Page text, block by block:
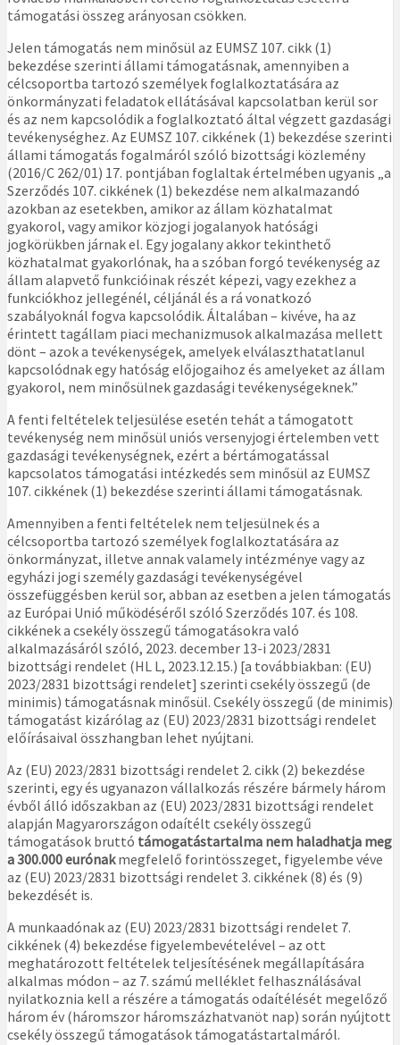
támogatási összeg arányosan csökken.
Jelen támogatás nem minősül az EUMSZ 107. cikk (1)
bekezdése szerinti állami támogatásnak, amennyiben a
célcsoportba tartozó személyek foglalkoztatására az
önkormányzati feladatok ellátásával kapcsolatban kerül sor
és az nem kapcsolódik a foglalkoztató által végzett gazdasági
tevékenységhez. Az EUMSZ 107. cikkének (1) bekezdése szerinti
állami támogatás fogalmáról szóló bizottsági közlemény
(2016/C 262/01) 17. pontjában foglaltak értelmében ugyanis „a
Szerződés 107. cikkének (1) bekezdése nem alkalmazandó
azokban az esetekben, amikor az állam közhatalmat
gyakorol, vagy amikor közjogi jogalanyok hatósági
jogkörükben járnak el. Egy jogalany akkor tekinthető
közhatalmat gyakorlónak, ha a szóban forgó tevékenység az
állam alapvető funkcióinak részét képezi, vagy ezekhez a
funkciókhoz jellegénél, céljánál és a rá vonatkozó
szabályoknál fogva kapcsolódik. Általában – kivéve, ha az
érintett tagállam piaci mechanizmusok alkalmazása mellett
dönt – azok a tevékenységek, amelyek elválaszthatatlanul
kapcsolódnak egy hatóság előjogaihoz és amelyeket az állam
gyakorol, nem minősülnek gazdasági tevékenységeknek.”
A fenti feltételek teljesülése esetén tehát a támogatott
tevékenység nem minősül uniós versenyjogi értelemben vett
gazdasági tevékenységnek, ezért a bértámogatással
kapcsolatos támogatási intézkedés sem minősül az EUMSZ
107. cikkének (1) bekezdése szerinti állami támogatásnak.
Amennyiben a fenti feltételek nem teljesülnek és a
célcsoportba tartozó személyek foglalkoztatására az
önkormányzat, illetve annak valamely intézménye vagy az
egyházi jogi személy gazdasági tevékenységével
összefüggésben kerül sor, abban az esetben a jelen támogatás
az Európai Unió működéséről szóló Szerződés 107. és 108.
cikkének a csekély összegű támogatásokra való
alkalmazásáról szóló, 2023. december 13-i 2023/2831
bizottsági rendelet (HL L, 2023.12.15.) [a továbbiakban: (EU)
2023/2831 bizottsági rendelet] szerinti csekély összegű (de
minimis) támogatásnak minősül. Csekély összegű (de minimis)
támogatást kizárólag az (EU) 2023/2831 bizottsági rendelet
előírásaival összhangban lehet nyújtani.
Az (EU) 2023/2831 bizottsági rendelet 2. cikk (2) bekezdése
szerinti, egy és ugyanazon vállalkozás részére bármely három
évből álló időszakban az (EU) 2023/2831 bizottsági rendelet
alapján Magyarországon odaítélt csekély összegű
támogatások bruttó támogatástartalma nem haladhatja meg
a 300.000 eurónakmegfelelő forintösszeget, figyelembe véve
az (EU) 2023/2831 bizottsági rendelet 3. cikkének (8) és (9)
bekezdését is.
A munkaadónak az (EU) 2023/2831 bizottsági rendelet 7.
cikkének (4) bekezdése figyelembevételével – az ott
meghatározott feltételek teljesítésének megállapítására
alkalmas módon – az 7. számú melléklet felhasználásával
nyilatkoznia kell a részére a támogatás odaítélését megelőző
három év (háromszor háromszázhatvanöt nap) során nyújtott
csekély összegű támogatások támogatástartalmáról.